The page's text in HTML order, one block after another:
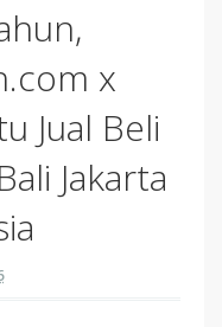
x
Jual Beli
Jakarta